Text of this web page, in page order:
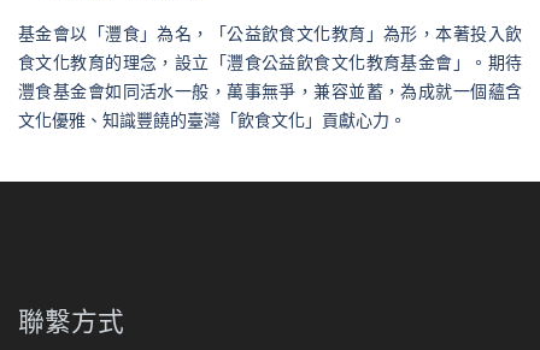
基金會以「灃食」為名，「公益飲食文化教育」為形，本著投入飲
食文化教育的理念，設立「灃食公益飲食文化教育基金會」。期待
灃食基金會如同活水一般，萬事無爭，兼容並蓄，為成就一個蘊含
文化優雅、知識豐饒的臺灣「飲食文化」貢獻心力。
聯繫方式